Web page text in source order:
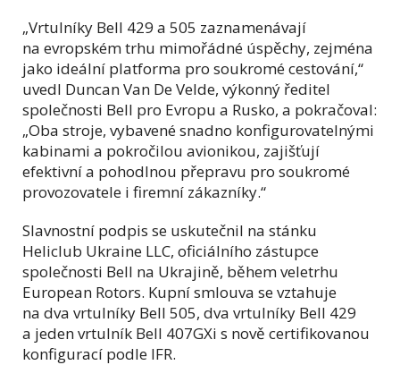
„Vrtulníky Bell 429 a 505 zaznamenávají
na evropském trhu mimořádné úspěchy, zejména
jako ideální platforma pro soukromé cestování,“
uvedl Duncan Van De Velde, výkonný ředitel
společnosti Bell pro Evropu a Rusko, a pokračoval:
„Oba stroje, vybavené snadno konfigurovatelnými
kabinami a pokročilou avionikou, zajišťují
efektivní a pohodlnou přepravu pro soukromé
provozovatele i firemní zákazníky.“
Slavnostní podpis se uskutečnil na stánku
Heliclub Ukraine LLC, oficiálního zástupce
společnosti Bell na Ukrajině, během veletrhu
European Rotors. Kupní smlouva se vztahuje
na dva vrtulníky Bell 505, dva vrtulníky Bell 429
a jeden vrtulník Bell 407GXi s nově certifikovanou
konfigurací podle IFR.